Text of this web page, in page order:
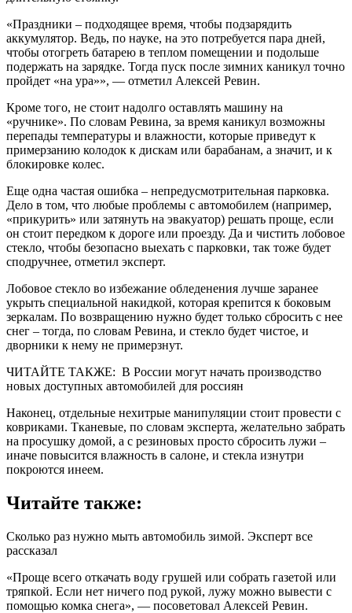
«Праздники – подходящее время, чтобы подзарядить
аккумулятор. Ведь, по науке, на это потребуется пара дней,
чтобы отогреть батарею в теплом помещении и подольше
подержать на зарядке. Тогда пуск после зимних каникул точно
пройдет «на ура»», — отметил Алексей Ревин.
Кроме того, не стоит надолго оставлять машину на
«ручнике». По словам Ревина, за время каникул возможны
перепады температуры и влажности, которые приведут к
примерзанию колодок к дискам или барабанам, а значит, и к
блокировке колес.
Еще одна частая ошибка – непредусмотрительная парковка.
Дело в том, что любые проблемы с автомобилем (например,
«прикурить» или затянуть на эвакуатор) решать проще, если
он стоит передком к дороге или проезду. Да и чистить лобовое
стекло, чтобы безопасно выехать с парковки, так тоже будет
сподручнее, отметил эксперт.
Лобовое стекло во избежание обледенения лучше заранее
укрыть специальной накидкой, которая крепится к боковым
зеркалам. По возвращению нужно будет только сбросить с нее
снег – тогда, по словам Ревина, и стекло будет чистое, и
дворники к нему не примерзнут.
ЧИТАЙТЕ ТАКЖE: В России могут начать производство
новых доступных автомобилей для россиян
Наконец, отдельные нехитрые манипуляции стоит провести с
ковриками. Тканевые, по словам эксперта, желательно забрать
на просушку домой, а с резиновых просто сбросить лужи –
иначе повысится влажность в салоне, и стекла изнутри
покроются инеем.
Читайте также:
Сколько раз нужно мыть автомобиль зимой. Эксперт все
рассказал
«Проще всего откачать воду грушей или собрать газетой или
тряпкой. Если нет ничего под рукой, лужу можно вывести с
помощью комка снега», — посоветовал Алексей Ревин.